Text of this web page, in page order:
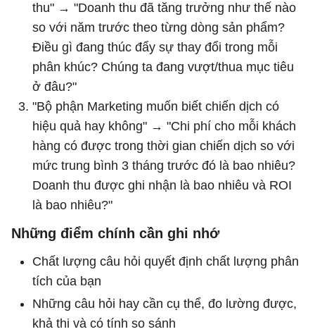
thu" → "Doanh thu đã tăng trưởng như thế nào
so với năm trước theo từng dòng sản phẩm?
Điều gì đang thúc đẩy sự thay đổi trong mỗi
phân khúc? Chúng ta đang vượt/thua mục tiêu
ở đâu?"
"Bộ phận Marketing muốn biết chiến dịch có
hiệu quả hay không" → "Chi phí cho mỗi khách
hàng có được trong thời gian chiến dịch so với
mức trung bình 3 tháng trước đó là bao nhiêu?
Doanh thu được ghi nhận là bao nhiêu và ROI
là bao nhiêu?"
Những điểm chính cần ghi nhớ
Chất lượng câu hỏi quyết định chất lượng phân
tích của bạn
Những câu hỏi hay cần cụ thể, đo lường được,
khả thi và có tính so sánh